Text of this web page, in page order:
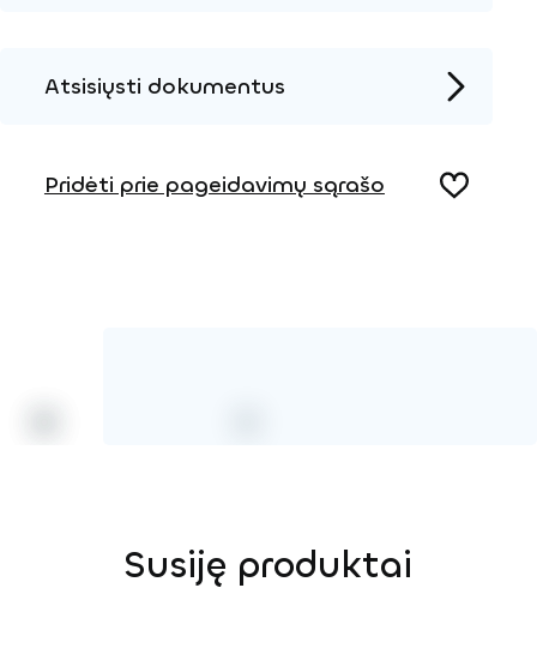
Atsisiųsti dokumentus
Pridėti prie pageidavimų sąrašo
Susiję produktai